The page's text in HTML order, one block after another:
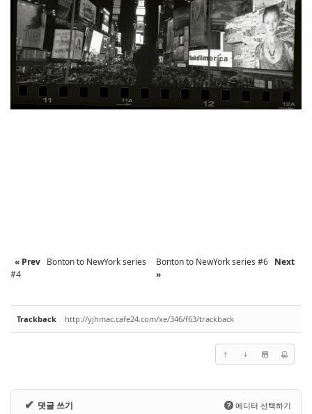
« Prev Bonton to NewYork series
#4
Bonton to NewYork series #6 Next
»
Trackback http://yjhmac.cafe24.com/xe/346/f63/trackback
✔ 댓글 쓰기 ? 에디터 선택하기